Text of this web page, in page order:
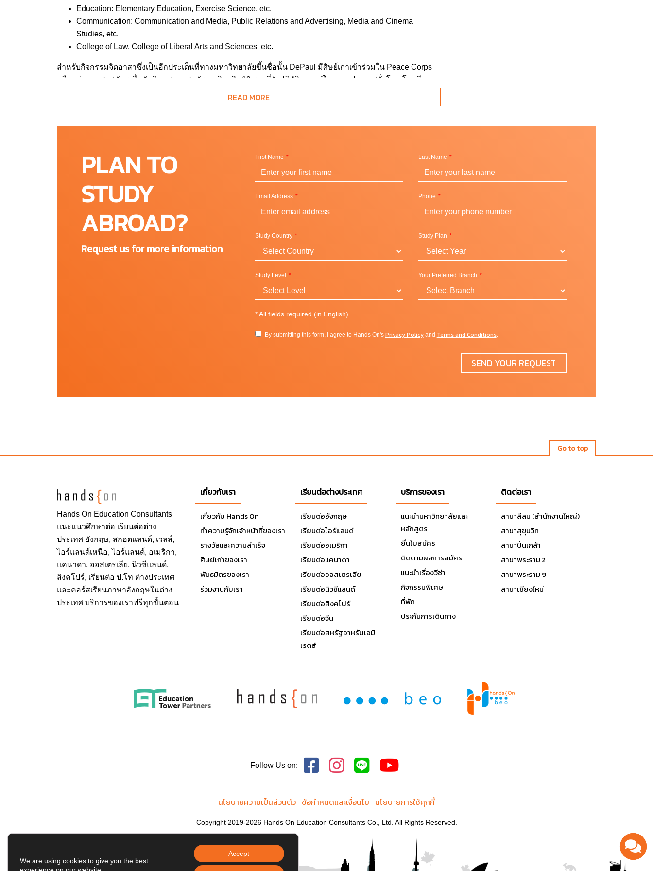
Education: Elementary Education, Exercise Science, etc.
Communication: Communication and Media, Public Relations and Advertising, Media and Cinema
Studies, etc.
College of Law, College of Liberal Arts and Sciences, etc.
สำหรับกิจกรรมจิตอาสาซึ่งเป็นอีกประเด็นที่ทางมหาวิทยาลัยขึ้นชื่อนั้น DePaul มีศิษย์เก่าเข้าร่วมใน Peace Corps
หรือหน่วยอาสาสมัครเพื่อสันติภาพของสหรัฐอเมริกาถึง 19 รายที่ยังปฏิบัติงานอยู่ในหลายประเทศทั่วโลก โดยมี
ชิคาโกเป็นเมืองศูนย์กลางธุรกิจการเงินที่ใหญ่เป็นอันดับ 3 ของโลก เป็นเขตธุรกิจขนาดใหญ่อันดับ 2 ของ
สหรัฐอเมริกา ลองจินตนาการดูว่าถ้าเราได้ไปเรียนต่อที่เมืองนี้ซึ่งมีบริษัทชั้นนำของโลกมากมายรายล้อมอยู่เกือบ 30
บริษัท เพราะเมืองนี้เป็นที่ตั้งของสำนักงานใหญ่บริษัท Top 100 ของโลกอย่าง JP Morgan Chase, Boeing, Baster,
Abbott Laboratories และอื่น ๆ ชิคาโกจึงเป็นเมืองที่มีค่าแรงเฉลี่ยสูงที่สุดในประเทศ
DePaul เป็นมหาวิทยาลัยเอกชน-คาทอลิกที่ใหญ่ที่สุดในชิคาโก พูดได้ว่าการมาเป็นส่วนหนึ่งของ DePaul คือการมา
เป็นส่วนหนึ่งของชิคาโกนั่นเอง มีความรู้อันหลากหลายที่รอให้มาค้นคว้านับแต่เปิดประตูออกจากหอพักนักศึกษาทุก
อย่างคือการเรียนรู้ DePaul = Chicago, Chicago = DePaul
เป็นที่ตั้งของ The College of Liberal Arts and Social Science, Science and Health, Education, School of
Music and The Theatre School นักศึกษาในวิทยาเขตนี้ก็จะได้รับผลพลอยได้ของนักศึกษาศิลป์จากงานแสดง
รวมถึง Kellstadt Graduate School of Business อันเป็นส่วนหนึ่งของ Driehaus College of Business สถาบัน
ของ DePaul
สาขาวิชาที่เปิดสอน
College of Communication
College of Computing and Digital Media
Driehaus College of Business
College of Education
College of Law
School of Music
College of Liberal Arts and Social Sciences
College of Science and Health
READ MORE
PLAN TO
STUDY
ABROAD?
Request us for more information
First Name Last Name
Email Address Phone
Study Country Study Plan
Study Level Your Preferred Branch
*All fields required (in English)
By submitting this form, I agree to Hands On's Privacy Policyand Terms and Conditions.
SEND YOUR REQUEST
Go to top
Hands On Education Consultants
แนะแนวศึกษาต่อ เรียนต่อต่าง
ประเทศ อังกฤษ, สกอตแลนด์, เวลส์,
ไอร์แลนด์เหนือ, ไอร์แลนด์, อเมริกา,
แคนาดา, ออสเตรเลีย, นิวซีแลนด์,
สิงคโปร์, เรียนต่อ ป.โท ต่างประเทศ
และคอร์สเรียนภาษาอังกฤษในต่าง
ประเทศ บริการของเราฟรีทุกขั้นตอน
เกี่ยวกับเรา
เกี่ยวกับ Hands On
ทำความรู้จักเจ้าหน้าที่ของเรา
รางวัลและความสำเร็จ
ศิษย์เก่าของเรา
พันธมิตรของเรา
ร่วมงานกับเรา
เรียนต่อต่างประเทศ
เรียนต่ออังกฤษ
เรียนต่อไอร์แลนด์
เรียนต่ออเมริกา
เรียนต่อแคนาดา
เรียนต่อออสเตรเลีย
เรียนต่อนิวซีแลนด์
เรียนต่อสิงคโปร์
เรียนต่อจีน
เรียนต่อสหรัฐอาหรับเอมิ
เรตส์
บริการของเรา
แนะนำมหาวิทยาลัยและ
หลักสูตร
ยื่นใบสมัคร
ติดตามผลการสมัคร
แนะนำเรื่องวีซ่า
กิจกรรมพิเศษ
ที่พัก
ประกันการเดินทาง
ติดต่อเรา
สาขาสีลม (สำนักงานใหญ่)
สาขาสุขุมวิท
สาขาปิ่นเกล้า
สาขาพระราม 2
สาขาพระราม 9
สาขาเชียงใหม่
Follow Us on:
นโยบายความเป็นส่วนตัว ข้อกำหนดและเงื่อนไข นโยบายการใช้คุกกี้
Copyright 2019-2026 Hands On Education Consultants Co., Ltd. All Rights Reserved.
We are using cookies to give you the best
Accept